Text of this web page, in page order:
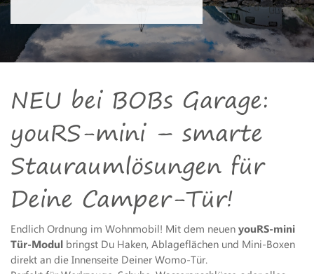
NEU bei BOBs Garage:
youRS-mini – smarte
Stauraumlösungen für
Deine Camper-Tür!
Endlich Ordnung im Wohnmobil! Mit dem neuen youRS-mini
Tür-Modul bringst Du Haken, Ablageflächen und Mini-Boxen
direkt an die Innenseite Deiner Womo-Tür.